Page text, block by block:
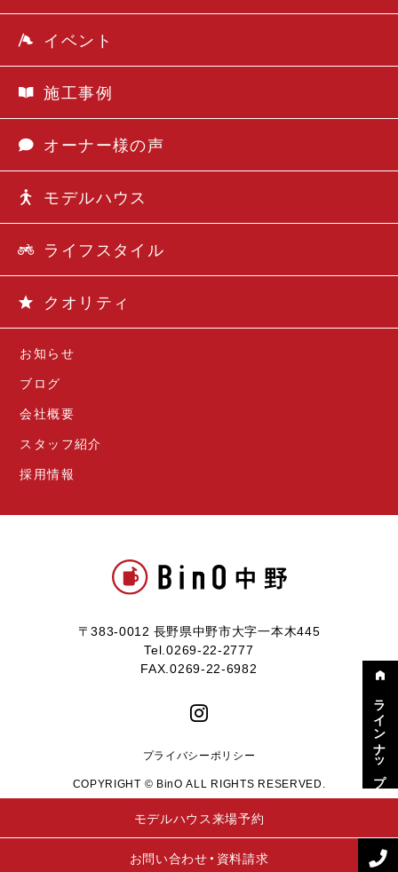
〒383-0012 長野県中野市大字一本木445
Tel.0269-22-2777
FAX.0269-22-6982
お知らせ
ブログ
会社概要
スタッフ紹介
採用情報
イベント
施工事例
オーナー様の声
モデルハウス
ライフスタイル
クオリティ
プライバシーポリシー
COPYRIGHT © BinO ALL RIGHTS RESERVED.
モデルハウス来場予約
お問い合わせ・資料請求
ラインナップ